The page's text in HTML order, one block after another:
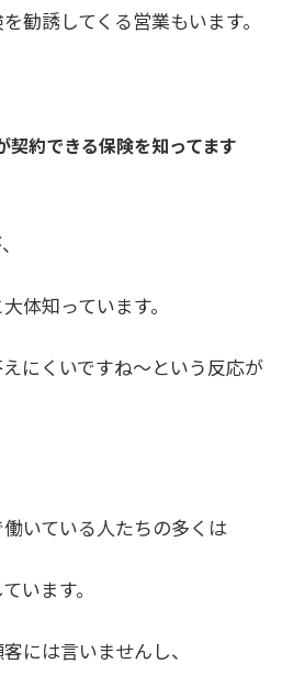
勧誘してくる営業もいます。
契約できる保険を知ってます
体知っています。
にくいですね〜という反応が
いている人たちの多くは
ています。
には言いませんし、